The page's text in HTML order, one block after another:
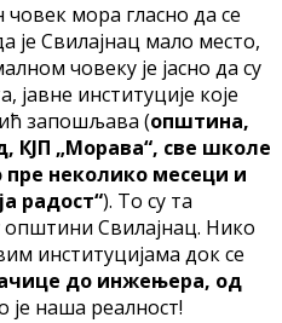
мора гласно да се
је Свилајнац мало место,
човеку је јасно да су
јавне институције које
запошљава (општина,
КЈП „Морава“, све школе
пре неколико месеци и
радост“). То су та
општини Свилајнац. Нико
институцијама док се
до инжењера, од
је наша реалност!